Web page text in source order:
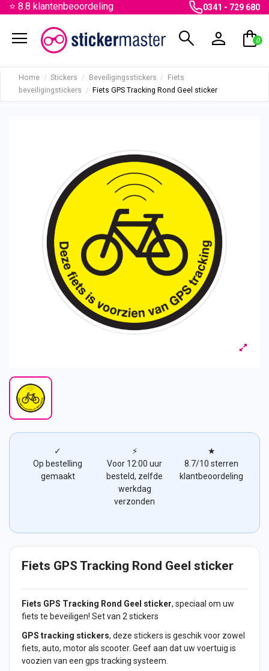
⭐ 8.8 klantenbeoordeling 0341 - 729 680
menu search person shopping_bag
0
Home Stickers Beveiligingsstickers
Fiets
beveiligingstickers
Fiets GPS Tracking Rond Geel sticker
✓
Op bestelling
gemaakt
⚡
Voor 12:00 uur
besteld, zelfde
werkdag
verzonden
★
8.7/10 sterren
klantbeoordeling
Fiets GPS Tracking Rond Geel sticker
Fiets GPS Tracking Rond Geel sticker, speciaal om uw
fiets te beveiligen! Set van 2 stickers
GPS tracking stickers, deze stickers is geschik voor zowel
fiets, auto, motor als scooter. Geef aan dat uw voertuig is
voozien van een gps tracking systeem.